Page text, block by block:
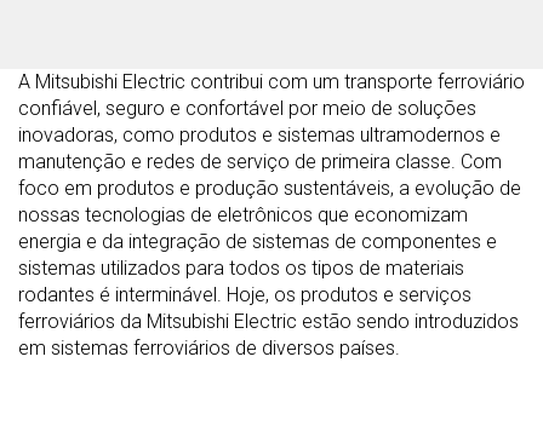
A Mitsubishi Electric contribui com um transporte ferroviário
confiável, seguro e confortável por meio de soluções
inovadoras, como produtos e sistemas ultramodernos e
manutenção e redes de serviço de primeira classe. Com
foco em produtos e produção sustentáveis, a evolução de
nossas tecnologias de eletrônicos que economizam
energia e da integração de sistemas de componentes e
sistemas utilizados para todos os tipos de materiais
rodantes é interminável. Hoje, os produtos e serviços
ferroviários da Mitsubishi Electric estão sendo introduzidos
em sistemas ferroviários de diversos países.